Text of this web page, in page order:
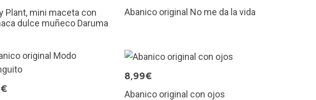
Plant, mini maceta con
dulce muñeco Daruma
Abanico original No me da la vida
8,99€
Abanico original con ojos